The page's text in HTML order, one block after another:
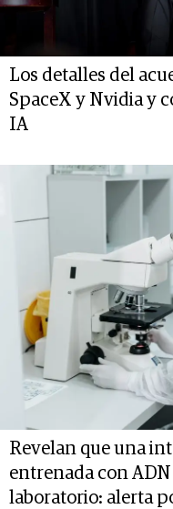
Los detalles del
SpaceX y Nvidia y
IA
Revelan que una
entrenada con
laboratorio: alerta